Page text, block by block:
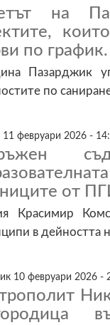
на
по график.
Пазарджик
по
11 февруари 2026 -
от
Красимир
в дейността
10 февруари 2026 -